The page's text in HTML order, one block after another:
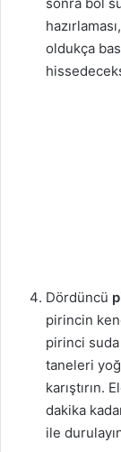
oldukça
Dördüncü
pirincin
pirinci
taneleri
karıştırın.
dakika
ile